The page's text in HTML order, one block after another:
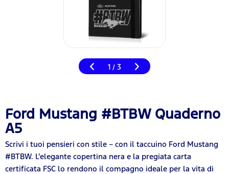
1 / 3
Ford Mustang #BTBW Quaderno
A5
Scrivi i tuoi pensieri con stile – con il taccuino Ford Mustang
#BTBW. L’elegante copertina nera e la pregiata carta
certificata FSC lo rendono il compagno ideale per la vita di